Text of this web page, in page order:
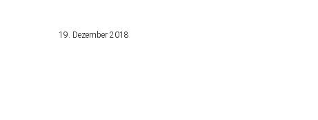
19. Dezember 2018